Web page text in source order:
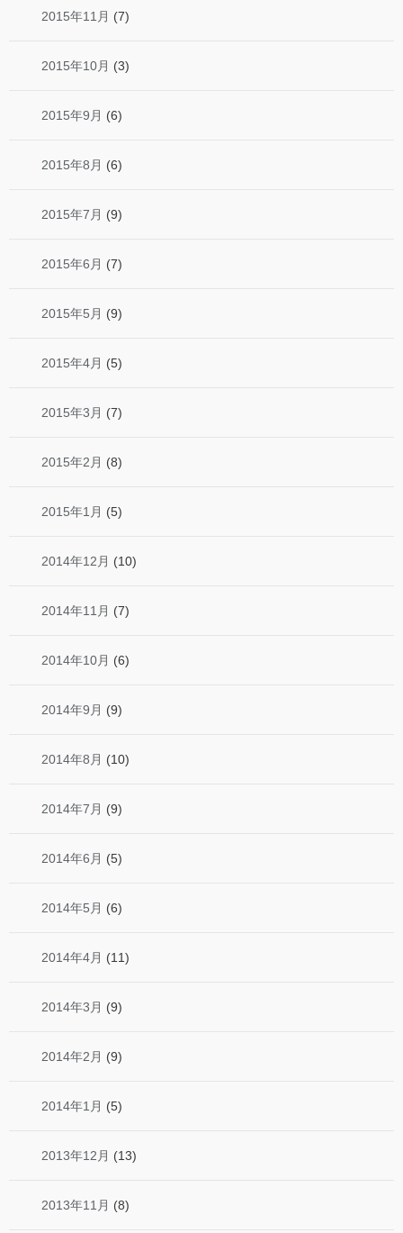
2015年11月 (7)
2015年10月 (3)
2015年9月 (6)
2015年8月 (6)
2015年7月 (9)
2015年6月 (7)
2015年5月 (9)
2015年4月 (5)
2015年3月 (7)
2015年2月 (8)
2015年1月 (5)
2014年12月 (10)
2014年11月 (7)
2014年10月 (6)
2014年9月 (9)
2014年8月 (10)
2014年7月 (9)
2014年6月 (5)
2014年5月 (6)
2014年4月 (11)
2014年3月 (9)
2014年2月 (9)
2014年1月 (5)
2013年12月 (13)
2013年11月 (8)